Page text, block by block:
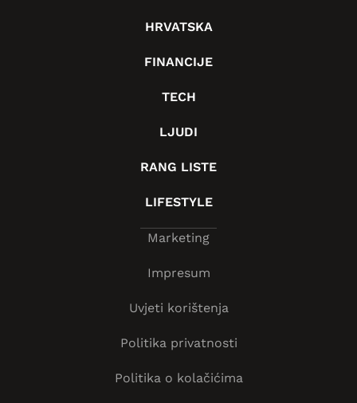
HRVATSKA
FINANCIJE
TECH
LJUDI
RANG LISTE
LIFESTYLE
Marketing
Impresum
Uvjeti korištenja
Politika privatnosti
Politika o kolačićima